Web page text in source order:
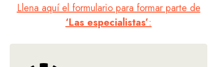
Llena aquí el formulario para formar parte de
‘Las especialistas’: